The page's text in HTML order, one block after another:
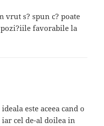
vrut s? spun c? poate
favorabile la
este aceea cand o
cel de-al doilea in